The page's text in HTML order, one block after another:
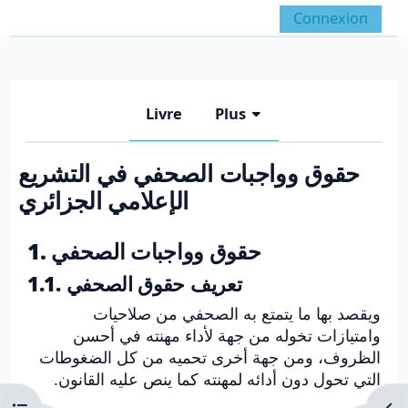
Panneau latéral
Activer/désactiver la
Connexion
Livre Plus
حقوق وواجبات الصحفي في التشريع
الإعلامي الجزائري
1. حقوق وواجبات الصحفي
1.1. تعريف حقوق الصحفي
ويقصد بها ما يتمتع به الصحفي من صلاحيات
وامتيازات تخوله من جهة لأداء مهنته في أحسن
الظروف، ومن جهة أخرى تحميه من كل الضغوطات
التي تحول دون أدائه لمهنته كما ينص عليه القانون.